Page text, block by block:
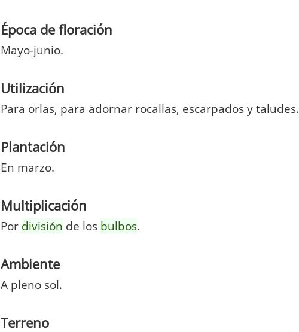
Época de floración
Mayo-junio.
Utilización
Para orlas, para adornar rocallas, escarpados y taludes.
Plantación
En marzo.
Multiplicación
Por división de los bulbos.
Ambiente
A pleno sol.
Terreno